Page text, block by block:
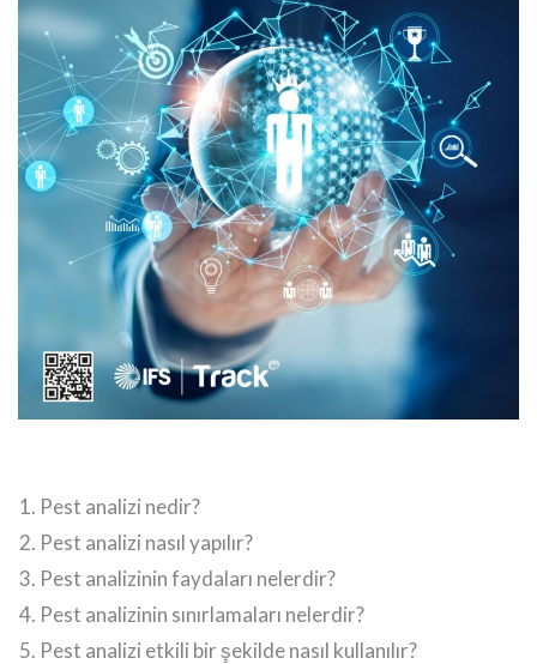
Pest analizi nedir?
Pest analizi nasıl yapılır?
Pest analizinin faydaları nelerdir?
Pest analizinin sınırlamaları nelerdir?
Pest analizi etkili bir şekilde nasıl kullanılır?